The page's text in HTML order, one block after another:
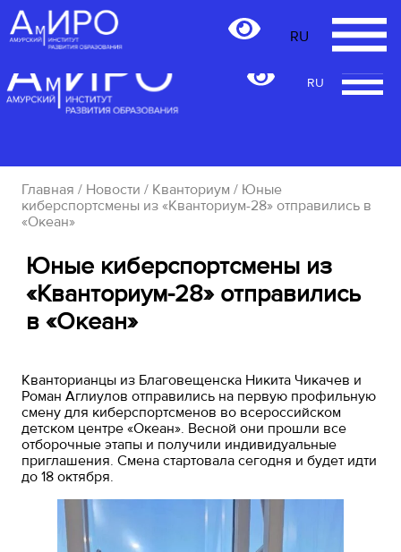
RU
RU
Главная / Новости / Кванториум / Юные
киберспортсмены из «Кванториум-28» отправились в
«Океан»
Юные киберспортсмены из
«Кванториум-28» отправились
в «Океан»
Кванторианцы из Благовещенска Никита Чикачев и
Роман Аглиулов отправились на первую профильную
смену для киберспортсменов во всероссийском
детском центре «Океан». Весной они прошли все
отборочные этапы и получили индивидуальные
приглашения. Смена стартовала сегодня и будет идти
до 18 октября.